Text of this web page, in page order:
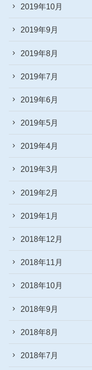
2019年10月
2019年9月
2019年8月
2019年7月
2019年6月
2019年5月
2019年4月
2019年3月
2019年2月
2019年1月
2018年12月
2018年11月
2018年10月
2018年9月
2018年8月
2018年7月